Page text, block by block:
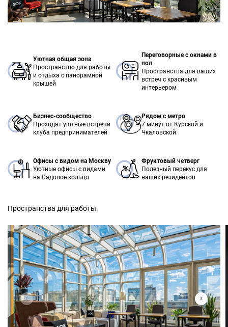
Уютная общая зона
Пространство для работы
и отдыха с панорамной
крышей
Переговорные с окнами в
пол
Пространства для ваших
встреч с красивым
интерьером
Бизнес-сообщество
Проходят уютные встречи
клуба предпринимателей
Рядом с метро
7 минут от Курской и
Чкаловской
Офисы с видом на Москву
Уютные офисы с видами
на Садовое кольцо
Фруктовый четверг
Полезный перекус для
наших резидентов
Пространства для работы: